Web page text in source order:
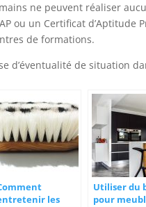
ne peuvent réaliser
ou un Certificat
de formations.
d’éventualité de
les
Utiliser du
pour